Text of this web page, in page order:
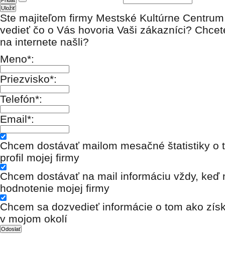
Ste majiteľom firmy Mestské Kultúrne
vedieť čo o Vás hovoria Vaši zákazníci?
na internete našli?
Meno*:
Priezvisko*:
Telefón*:
Email*:
Chcem dostávať mailom mesačné štatistiky o
profil mojej firmy
Chcem dostávať na mail informáciu vždy, keď
hodnotenie mojej firmy
Chcem sa dozvedieť informácie o tom ako
v mojom okolí